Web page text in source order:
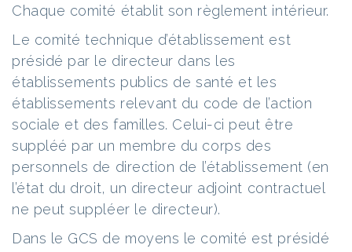
Chaque comité établit son règlement intérieur.
Le comité technique d’établissement est
présidé par le directeur dans les
établissements publics de santé et les
établissements relevant du code de l’action
sociale et des familles. Celui-ci peut être
suppléé par un membre du corps des
personnels de direction de l’établissement (en
l’état du droit, un directeur adjoint contractuel
ne peut suppléer le directeur).
Dans le GCS de moyens le comité est présidé